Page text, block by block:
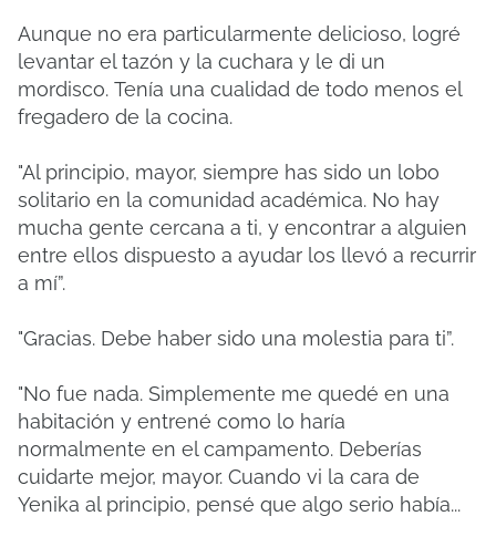
Aunque no era particularmente delicioso, logré
levantar el tazón y la cuchara y le di un
mordisco. Tenía una cualidad de todo menos el
fregadero de la cocina.
"Al principio, mayor, siempre has sido un lobo
solitario en la comunidad académica. No hay
mucha gente cercana a ti, y encontrar a alguien
entre ellos dispuesto a ayudar los llevó a recurrir
a mí”.
"Gracias. Debe haber sido una molestia para ti”.
"No fue nada. Simplemente me quedé en una
habitación y entrené como lo haría
normalmente en el campamento. Deberías
cuidarte mejor, mayor. Cuando vi la cara de
Yenika al principio, pensé que algo serio había...